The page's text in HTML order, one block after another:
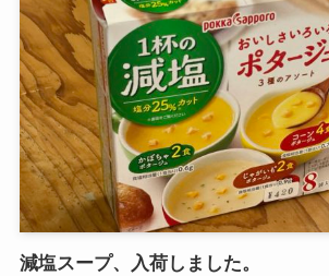
減塩スープ、入荷しました。